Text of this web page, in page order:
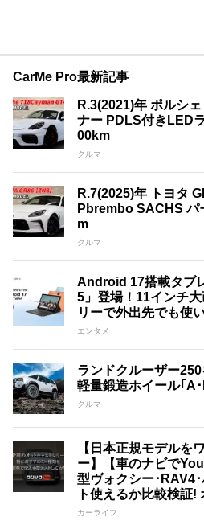
CarMe Pro最新記事
R.3(2021)年 ポルシ
ナー PDLS付きLED
00km
クルマ
R.7(2025)年 トヨタ
Pbrembo SACHS パ
m
クルマ
Android 17搭載タブ
5」登場！11インチ
リーで外出先でも使
エンタメ
ランドクルーザー
軽量鍛造ホイール｢A
クルマ
【日本正規モデルを
ー】【車のナビで
型ヴォクシー･RAV4
ト使えるか比較検証!
カーライフ